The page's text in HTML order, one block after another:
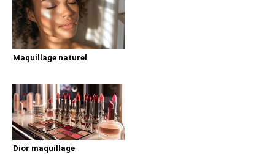
Maquillage naturel
Dior maquillage